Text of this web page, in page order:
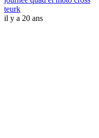
teurk
il y a 20 ans